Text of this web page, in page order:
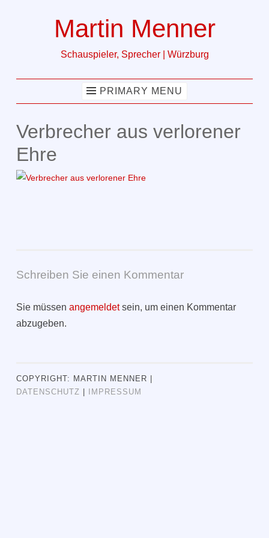
Martin Menner
Schauspieler, Sprecher | Würzburg
PRIMARY MENU
Verbrecher aus verlorener
Ehre
Schreiben Sie einen Kommentar
Sie müssen angemeldetsein, um einen Kommentar
abzugeben.
COPYRIGHT: MARTIN MENNER |
DATENSCHUTZ
IMPRESSUM